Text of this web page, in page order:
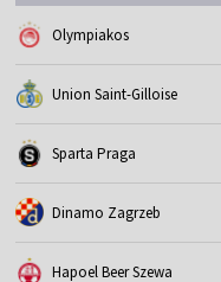
Olympiakos
Union Saint-Gilloise
Sparta Praga
Dinamo Zagrzeb
Hapoel Beer Szewa